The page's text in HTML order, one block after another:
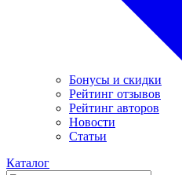
Бонусы и скидки
Рейтинг отзывов
Рейтинг авторов
Новости
Статьи
Каталог